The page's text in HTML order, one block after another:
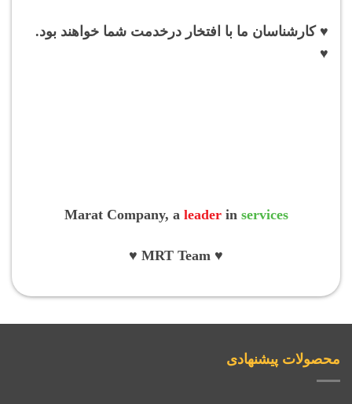
♥ کارشناسان ما با افتخار درخدمت شما خواهند بود.
♥
Marat Company, a leaderin services
♥ MRT Team ♥
محصولات پیشنهادی